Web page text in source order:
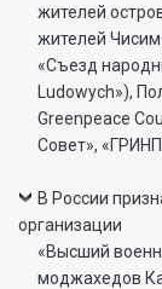
жителей
жителей
«Съезд
Ludowych»),
Greenpeace
Совет»,
В России
организации
«Высший
моджахедов